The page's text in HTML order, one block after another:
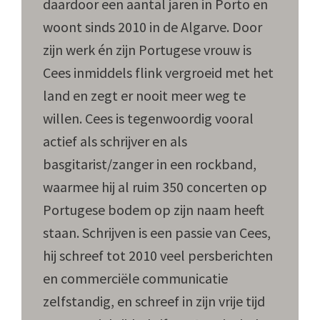
daardoor een aantal jaren in Porto en
woont sinds 2010 in de Algarve. Door
zijn werk én zijn Portugese vrouw is
Cees inmiddels flink vergroeid met het
land en zegt er nooit meer weg te
willen. Cees is tegenwoordig vooral
actief als schrijver en als
basgitarist/zanger in een rockband,
waarmee hij al ruim 350 concerten op
Portugese bodem op zijn naam heeft
staan. Schrijven is een passie van Cees,
hij schreef tot 2010 veel persberichten
en commerciële communicatie
zelfstandig, en schreef in zijn vrije tijd